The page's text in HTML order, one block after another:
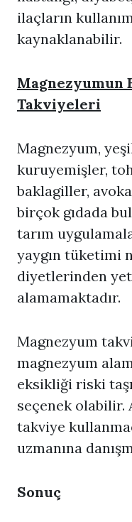
ilaçların
kaynaklanabilir.
Magnezyumun
Takviyeleri
Magnezyum,
kuruyemişler,
baklagiller,
birçok gıdada
tarım
yaygın tüketimi
diyetlerinden
alamamaktadır.
Magnezyum
magnezyum
eksikliği riski
seçenek olabilir.
takviye
uzmanına
Sonuç